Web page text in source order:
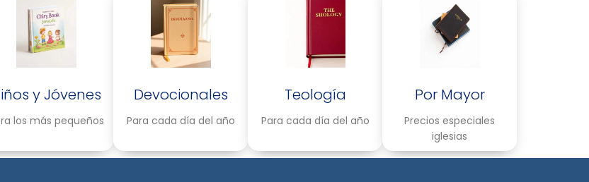
y Jóvenes
los más pequeños
Devocionales
Para cada día del año
Teología
Para cada día del año
Por Mayor
Precios especiales
iglesias